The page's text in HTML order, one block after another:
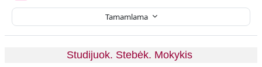
Tamamlama
Studijuok. Stebėk. Mokykis